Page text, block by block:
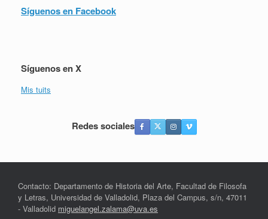
Síguenos en Facebook
Síguenos en X
Mis tuits
Redes sociales
Contacto: Departamento de Historia del Arte, Facultad de Filosofa
y Letras, Universidad de Valladolid, Plaza del Campus, s/n, 47011
- Valladolid miguelangel.zalama@uva.es